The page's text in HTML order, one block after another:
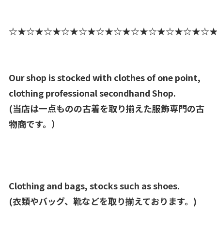
Our shop is stocked with clothes of one point,
clothing professional secondhand Shop.
(当店は一点ものの古着を取り揃えた服飾専門の古
物商です。）
Clothing and bags, stocks such as shoes.
(衣類やバッグ、靴などを取り揃えております。)